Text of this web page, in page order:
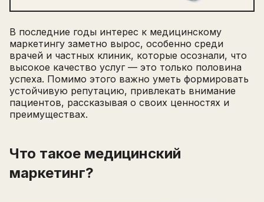
В последние годы интерес к медицинскому
маркетингу заметно вырос, особенно среди
врачей и частных клиник, которые осознали, что
высокое качество услуг — это только половина
успеха. Помимо этого важно уметь формировать
устойчивую репутацию, привлекать внимание
пациентов, рассказывая о своих ценностях и
преимуществах.
Что такое медицинский
маркетинг?